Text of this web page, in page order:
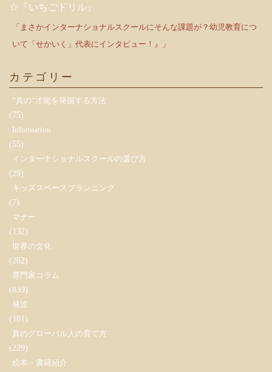
☆『いちごドリル』
「まさかインターナショナルスクールにそんな課題が？幼児教育につ
いて「せかいく」代表にインタビュー！』」
カテゴリー
”真の”才能を発掘する方法
(75)
Information
(55)
インターナショナルスクールの選び方
(29)
キッズスペースプランニング
(7)
マナー
(132)
世界の文化
(262)
専門家コラム
(839)
発達
(181)
真のグローバル人の育て方
(229)
絵本・書籍紹介